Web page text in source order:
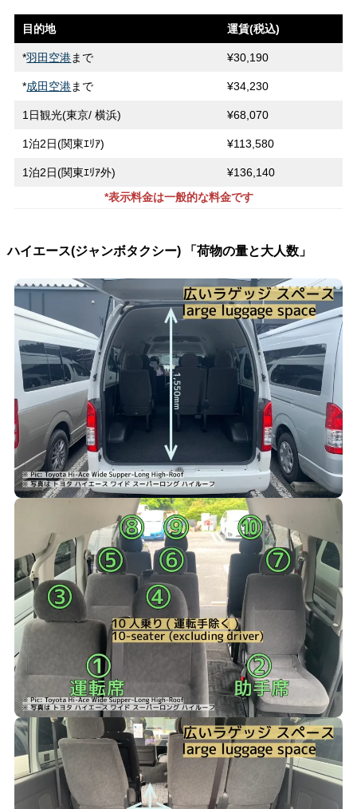
目的地 運賃(税込)
*羽田空港まで ¥30,190
*成田空港まで ¥34,230
1日観光(東京/ 横浜) ¥68,070
1泊2日(関東ｴﾘｱ) ¥113,580
1泊2日(関東ｴﾘｱ外)
¥136,140
*表示料金は一般的な料金です
ハイエース(ジャンボタクシー) 「荷物の量と大人数」